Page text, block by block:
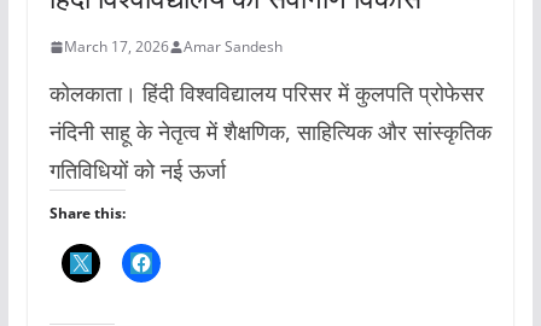
March 17, 2026 Amar Sandesh
कोलकाता। हिंदी विश्वविद्यालय परिसर में कुलपति प्रोफेसर
नंदिनी साहू के नेतृत्व में शैक्षणिक, साहित्यिक और सांस्कृतिक
गतिविधियों को नई ऊर्जा
Share this: